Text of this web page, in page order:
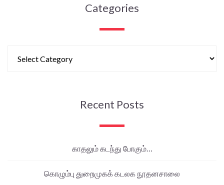
Categories
Recent Posts
காதலும் கடந்து போகும்…
கொழும்பு துறைமுகக் கடலக நூதனசாலை